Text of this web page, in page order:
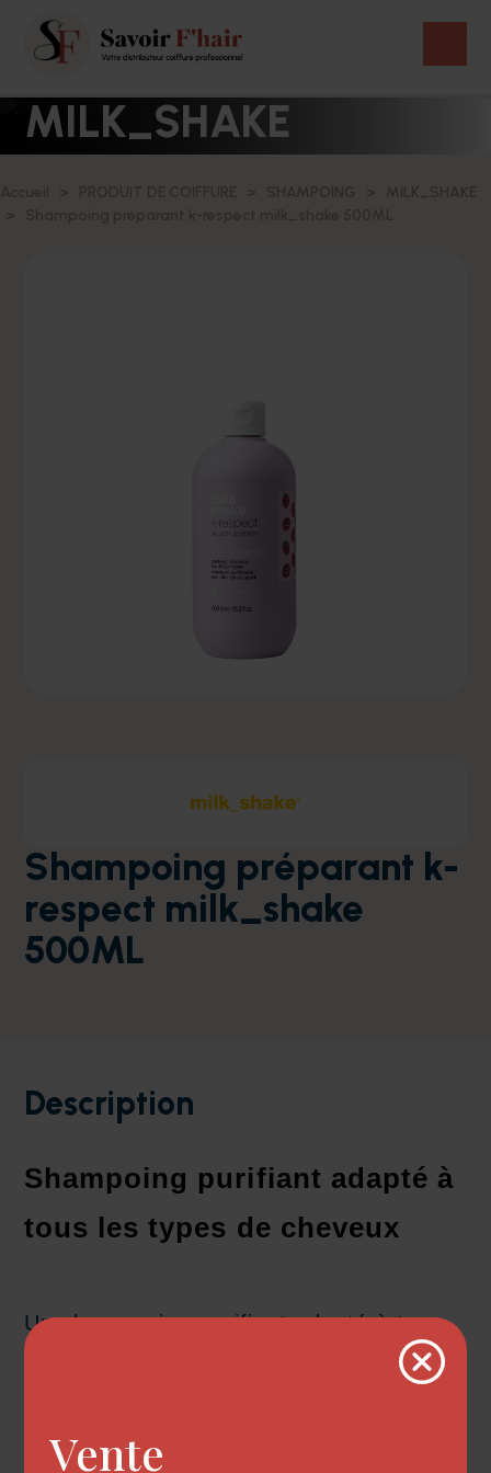
MILK_SHAKE
Shampoing préparant k-
respect milk_shake
500ML
Description
Shampoing purifiant adapté à
tous les types de cheveux
Un shampooing purifiant adapté à tous
les types de cheveux qui nettoie en
en étant doux pour la fibre capillaire. Il a
Vente